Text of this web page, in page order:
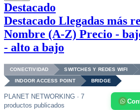
Destacado
Destacado Llegadas más
Nombre (A-Z) Precio -
- alto a bajo
CONECTIVIDAD SWITCHES Y REDES WIFI
INDOOR ACCESS POINT BRIDGE
PLANET NETWORKING · 7
productos publicados